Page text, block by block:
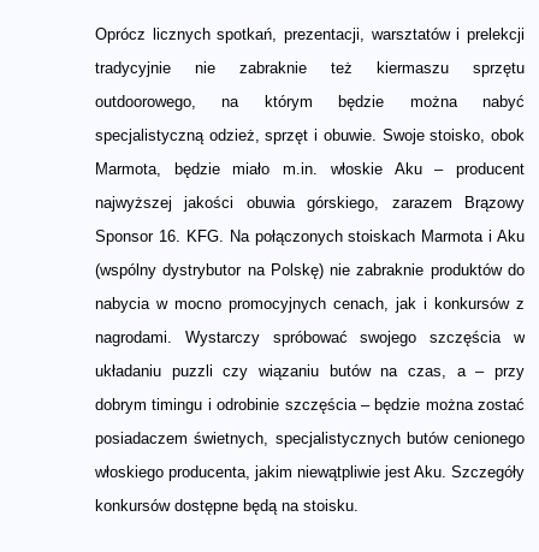
Oprócz licznych spotkań, prezentacji, warsztatów i prelekcji
tradycyjnie nie zabraknie też kiermaszu sprzętu
outdoorowego, na którym będzie można nabyć
specjalistyczną odzież, sprzęt i obuwie. Swoje stoisko, obok
Marmota, będzie miało m.in. włoskie Aku – producent
najwyższej jakości obuwia górskiego, zarazem Brązowy
Sponsor 16. KFG. Na połączonych stoiskach Marmota i Aku
(wspólny dystrybutor na Polskę) nie zabraknie produktów do
nabycia w mocno promocyjnych cenach, jak i konkursów z
nagrodami. Wystarczy spróbować swojego szczęścia w
układaniu puzzli czy wiązaniu butów na czas, a – przy
dobrym timingu i odrobinie szczęścia – będzie można zostać
posiadaczem świetnych, specjalistycznych butów cenionego
włoskiego producenta, jakim niewątpliwie jest Aku. Szczegóły
konkursów dostępne będą na stoisku.